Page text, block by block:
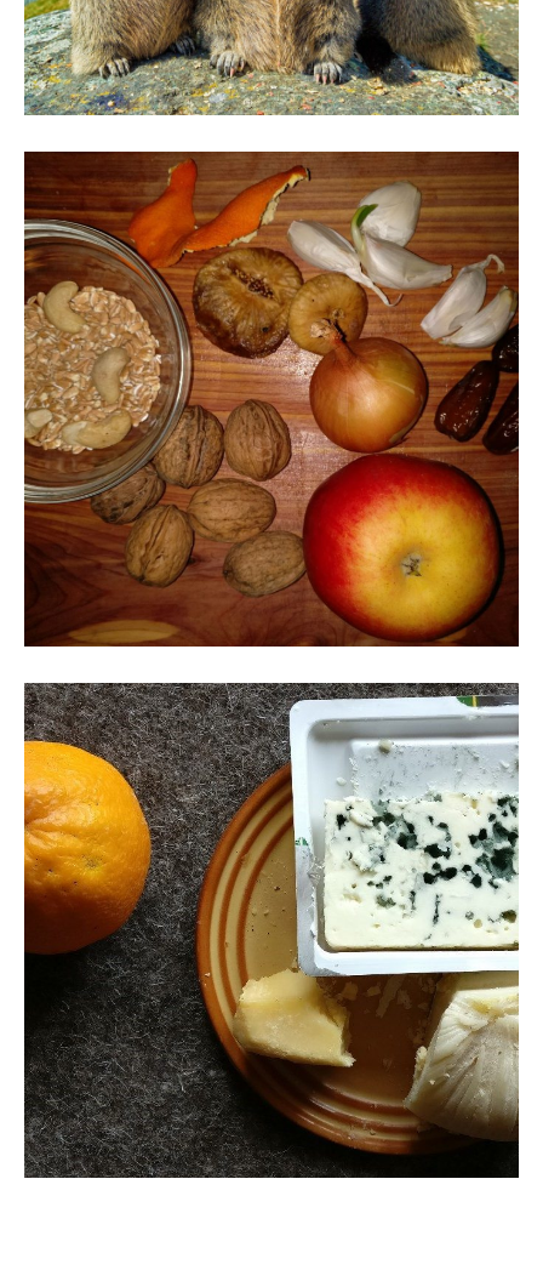
7. Februar 2019
Gesundes Raumklima und Neues
aus der Medizin: Ballaststoffe
verlängern das Leben
5. Februar 2018
Praxistip-Medizin-Zahngesundheit:
Karies – Käse schließt den Magen
zu